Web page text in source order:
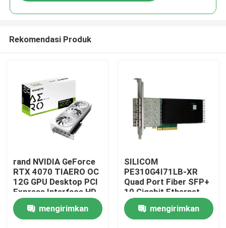
Rumah
Rekomendasi Produk
rand NVIDIA GeForce
RTX 4070 TIAERO OC
12G GPU Desktop PCI
Express Interface HD
DP DisplayPort Output
8GB Video Memo
mengirimkan
SILICOM
PE310G4I71LB-XR
Quad Port Fiber SFP+
10 Gigabit Ethernet
PCI Express Server
Adapter Berbasis
Intel® FTXL710BM1
mengirimkan